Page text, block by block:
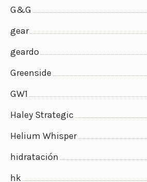
G&G
gear
geardo
Greenside
GW1
Haley Strategic
Helium Whisper
hidratación
hk